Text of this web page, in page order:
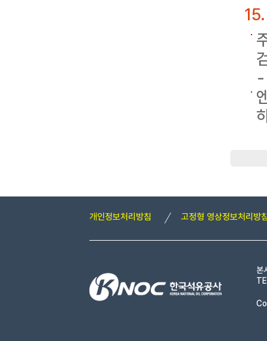
-
개인정보처리방침 고정형 영상정보처리방
본